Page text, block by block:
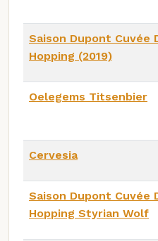
Saison Dupont Cuvée
Hopping (2019)
Oelegems Titsenbier
Cervesia
Saison Dupont Cuvée
Hopping Styrian Wolf